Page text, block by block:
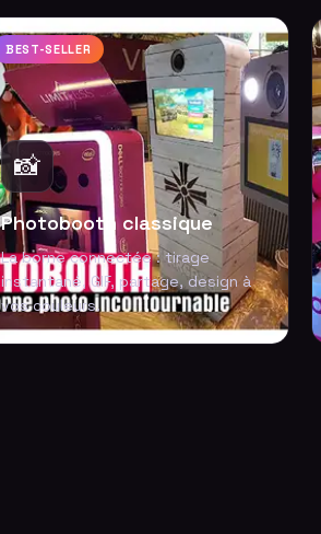
BEST-SELLER
📸
Photobooth classique
La borne connectée : tirage
instantané, GIF, partage, design à
vos couleurs.